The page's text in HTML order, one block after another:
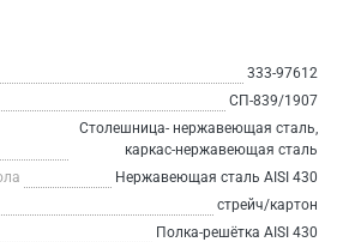
333-97612
СП-839/1907
Столешница- нержавеющая сталь,
каркас-нержавеющая сталь
Нержавеющая сталь AISI 430
стрейч/картон
Полка-решётка AISI 430